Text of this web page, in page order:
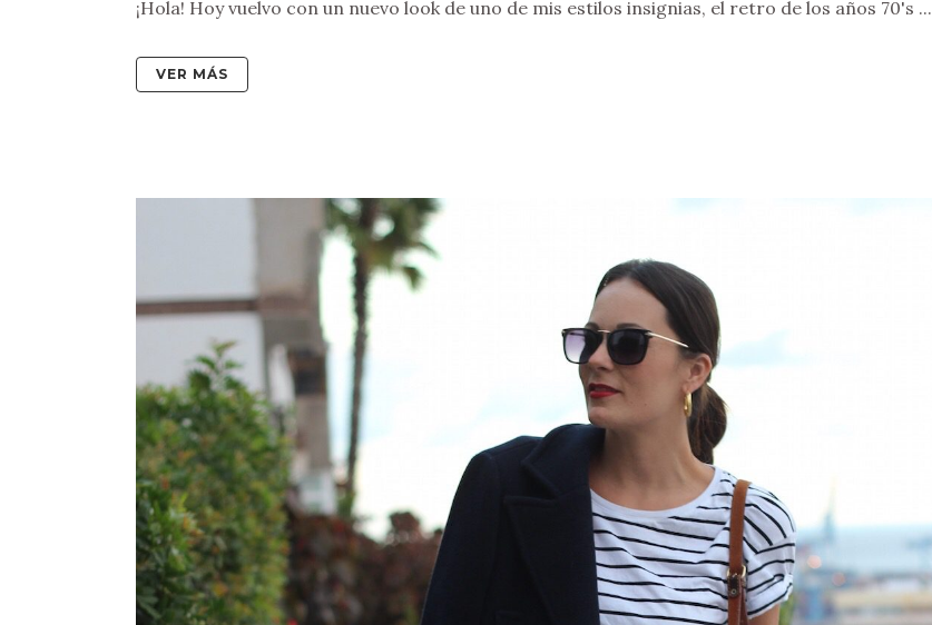
¡Hola! Hoy vuelvo con un nuevo look de uno de mis estilos insignias, el retro de los años 70's ...
VER MÁS